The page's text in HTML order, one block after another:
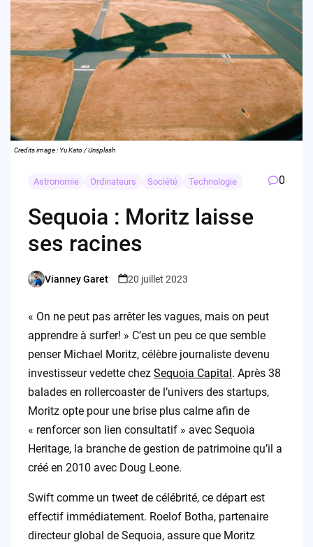
Credits image : Yu Kato / Unsplash
Astronomie Ordinateurs Société Technologie 0
Sequoia : Moritz laisse
ses racines
Posted
Vianney Garet 20 juillet 2023
« On ne peut pas arrêter les vagues, mais on peut
apprendre à surfer! » C’est un peu ce que semble
penser Michael Moritz, célèbre journaliste devenu
investisseur vedette chez Sequoia Capital . Après 38
balades en rollercoaster de l’univers des startups,
Moritz opte pour une brise plus calme afin de
« renforcer son lien consultatif » avec Sequoia
Heritage, la branche de gestion de patrimoine qu’il a
créé en 2010 avec Doug Leone.
Swift comme un tweet de célébrité, ce départ est
effectif immédiatement. Roelof Botha, partenaire
directeur global de Sequoia, assure que Moritz